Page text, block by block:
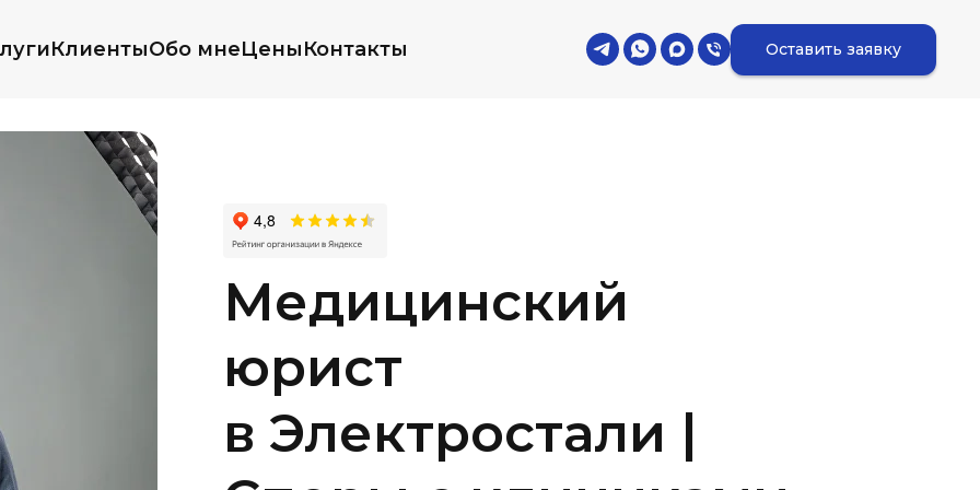
КлиентыОбо мнеЦеныКонтакты Оставить заявку
Медицинский
юрист
в Электростали |